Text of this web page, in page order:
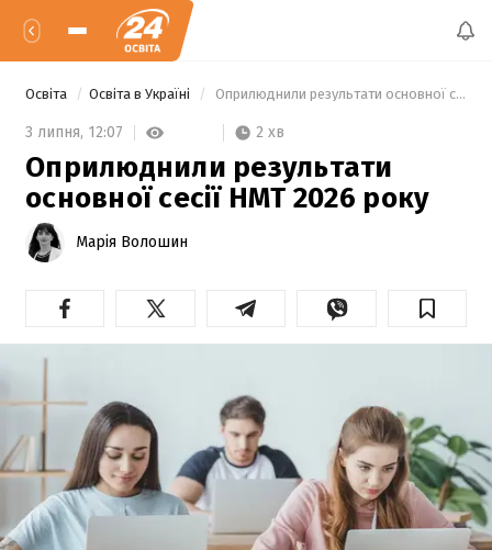
Освіта Освіта в Україні Оприлюднили результати основної сесії НМТ 2026 року
3 липня, 12:07 2 хв
Оприлюднили результати
основної сесії НМТ 2026 року
Марія Волошин